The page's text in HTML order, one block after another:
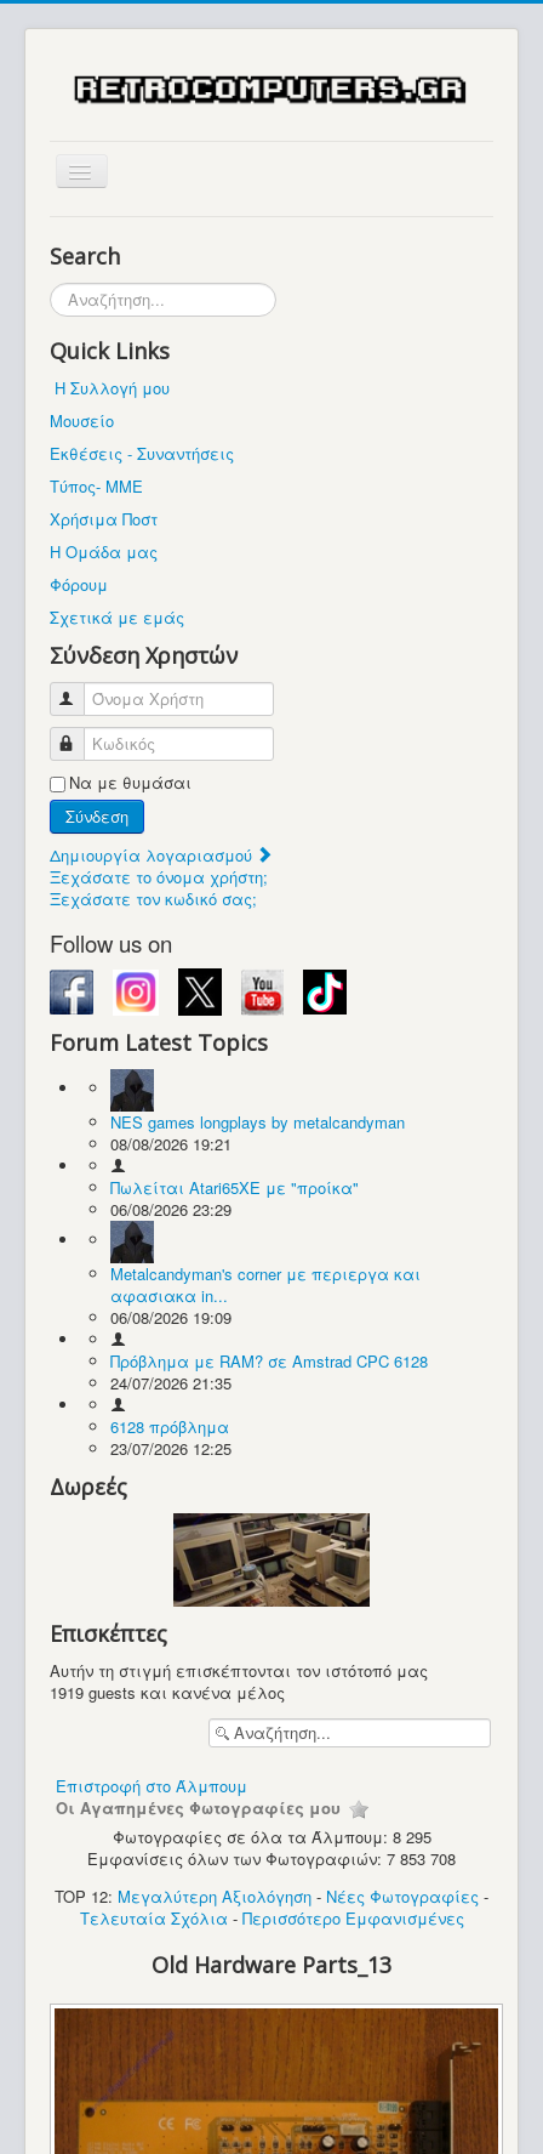
Μουσείο
Βρίσκεστε εδώ:
Συλλογές / Projects
Υπολογιστές
Search
Αναζήτηση...
Quick Links
Η Συλλογή μου
Μουσείο
Εκθέσεις - Συναντήσεις
Τύπος- ΜΜΕ
Χρήσιμα Ποστ
Η Ομάδα μας
Φόρουμ
Σχετικά με εμάς
Σύνδεση Χρηστών
Όνομα Χρήστη
Κωδικός
Να με θυμάσαι
Σύνδεση
Δημιουργία λογαριασμού
Ξεχάσατε το όνομα χρήστη;
Ξεχάσατε τον κωδικό σας;
Follow us on
Forum Latest Topics
NES games longplays by metalcandyman
08/08/2026 19:21
Πωλείται Atari65XE με "προίκα"
06/08/2026 23:29
Metalcandyman's corner με περιεργα και
αφασιακα in...
06/08/2026 19:09
Πρόβλημα με RAM? σε Amstrad CPC 6128
24/07/2026 21:35
6128 πρόβλημα
23/07/2026 12:25
Δωρεές
Επισκέπτες
Αυτήν τη στιγμή επισκέπτονται τον ιστότοπό μας
1919 guests και κανένα μέλος
Επιστροφή στο Άλμπουμ
Οι Αγαπημένες Φωτογραφίες μου
Φωτογραφίες σε όλα τα Άλμπουμ: 8 295
Εμφανίσεις όλων των Φωτογραφιών: 7 853 708
TOP 12: Μεγαλύτερη Αξιολόγηση - Νέες Φωτογραφίες -
Τελευταία Σχόλια - Περισσότερο Εμφανισμένες
Old Hardware Parts_13